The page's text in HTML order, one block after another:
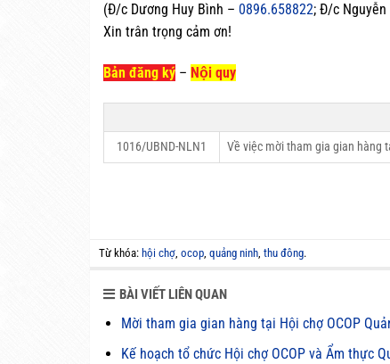
(Đ/c Dương Huy Bình – 0896.658822; Đ/c Nguyễn
Xin trân trọng cảm ơn!
Bản đăng ký– Nội quy
1016/UBND-NLN1
Về việc mời tham gia gian hàng
Từ khóa: hội chợ, ocop, quảng ninh, thu đông.
BÀI VIẾT LIÊN QUAN
Mời tham gia gian hàng tại Hội chợ OCOP
Kế hoạch tổ chức Hội chợ OCOP và Ẩm thực